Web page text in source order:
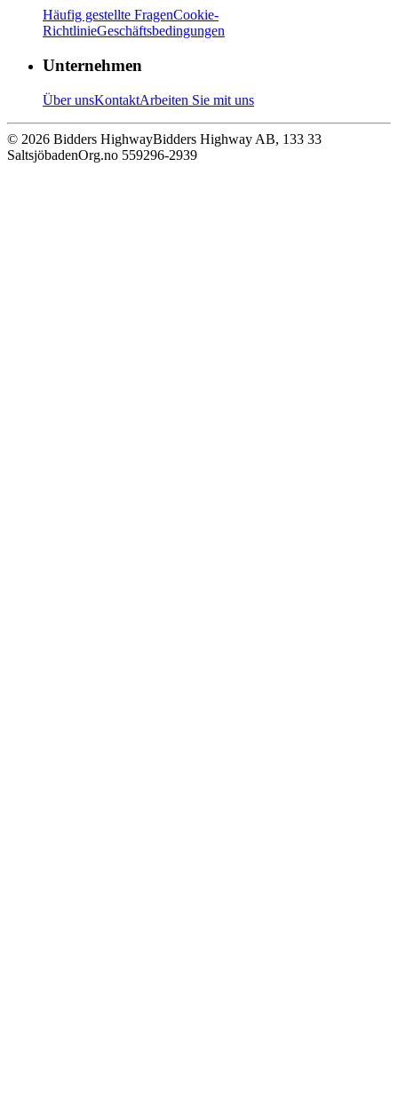
Häufig gestellte FragenCookie-
RichtlinieGeschäftsbedingungen
Unternehmen
Über unsKontaktArbeiten Sie mit uns
© 2026 Bidders HighwayBidders Highway AB, 133 33
SaltsjöbadenOrg.no 559296-2939